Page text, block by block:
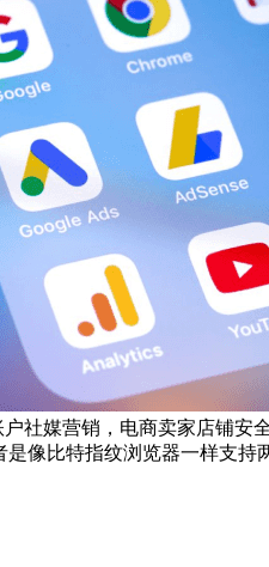
媒营销，电商卖家店铺安
像比特指纹浏览器一样支持